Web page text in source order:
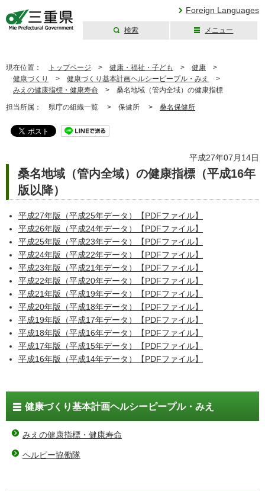
Foreign Languages
検索 メニュー
現在位置： トップページ > 健康・福祉・子ども > 健康 >
健康づくり
> 健康づくり基本計画ヘルシーピープル・みえ
>
みえの健康指標・健康寿命 > 桑名地域（管内全域）の健康指標
担当所属： 県庁の組織一覧 > 保健所 > 桑名保健所
平成27年07月14日
桑名地域（管内全域）の健康指標（平成16年
版以降）
平成27年版（平成25年データ）【PDFファイル】
平成26年版（平成24年データ）【PDFファイル】
平成25年版（平成23年データ）【PDFファイル】
平成24年版（平成22年データ）【PDFファイル】
平成23年版（平成21年データ）【PDFファイル】
平成22年版（平成20年データ）【PDFファイル】
平成21年版（平成19年データ）【PDFファイル】
平成20年版（平成18年データ）【PDFファイル】
平成19年版（平成17年データ）【PDFファイル】
平成18年版（平成16年データ）【PDFファイル】
平成17年版（平成15年データ）【PDFファイル】
平成16年版（平成14年データ）【PDFファイル】
健康づくり基本計画ヘルシーピープル・みえ
みえの健康指標・健康寿命
ヘルピー協働隊